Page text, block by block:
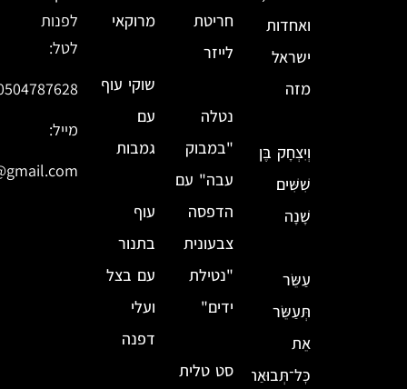
ואחדות
ישראל
מזה
וְיִצְחָק בֶּן
שִׁשִּׁים
שָׁנָה
עַשֵּׂר
תְּעַשֵּׂר
אֵת
כׇּל־תְּבוּאַת
חריטת
לייזר
נטלה
"במבוק
עבה" עם
הדפסה
צבעונית
"נטילת
ידים"
סט טלית
מרוקאי
שוקי עוף
עם
גמבות
עוף
בתנור
עם בצל
ועלי
דפנה
לפנות
לטל:
מייל: